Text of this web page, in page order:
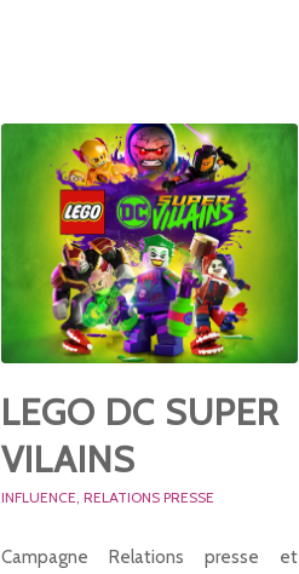
LEGO DC SUPER
VILAINS
INFLUENCE ,RELATIONS PRESSE
Campagne Relations presse et